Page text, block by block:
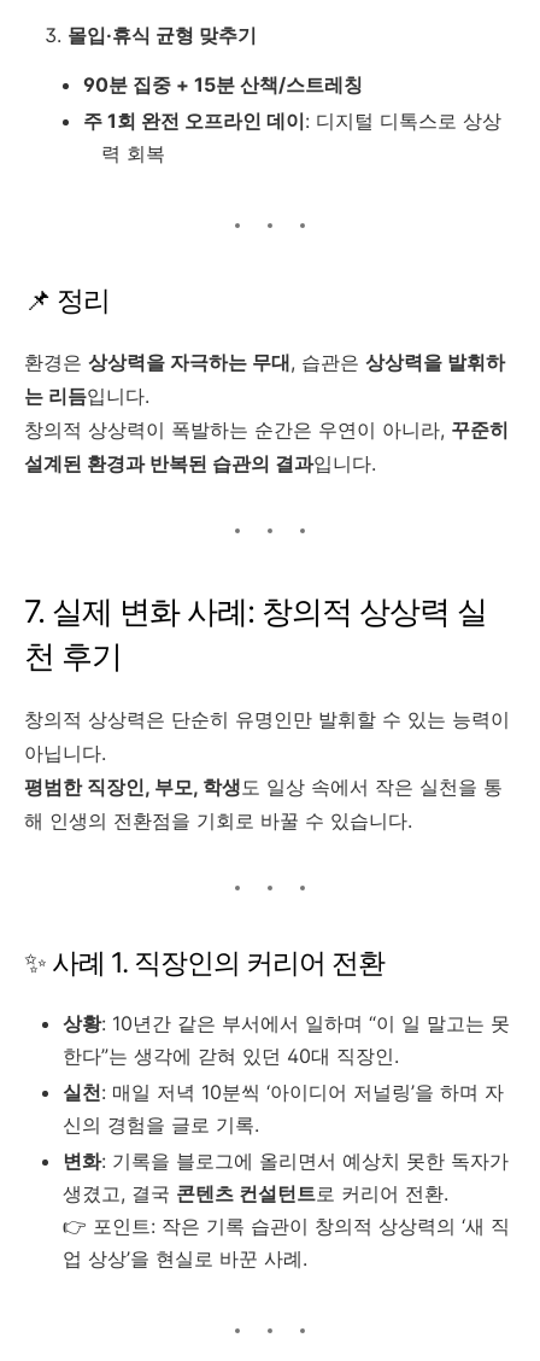
몰입·휴식 균형 맞추기
90분 집중 + 15분 산책/스트레칭
주 1회 완전 오프라인 데이: 디지털 디톡스로 상상
력 회복
📌 정리
환경은 상상력을 자극하는 무대, 습관은 상상력을 발휘하
는 리듬입니다.
창의적 상상력이 폭발하는 순간은 우연이 아니라, 꾸준히
설계된 환경과 반복된 습관의 결과입니다.
7. 실제 변화 사례: 창의적 상상력 실
천 후기
창의적 상상력은 단순히 유명인만 발휘할 수 있는 능력이
아닙니다.
평범한 직장인, 부모, 학생도 일상 속에서 작은 실천을 통
해 인생의 전환점을 기회로 바꿀 수 있습니다.
✨ 사례 1. 직장인의 커리어 전환
상황: 10년간 같은 부서에서 일하며 “이 일 말고는 못
한다”는 생각에 갇혀 있던 40대 직장인.
실천: 매일 저녁 10분씩 ‘아이디어 저널링’을 하며 자
신의 경험을 글로 기록.
변화: 기록을 블로그에 올리면서 예상치 못한 독자가
생겼고, 결국 콘텐츠 컨설턴트로 커리어 전환.
👉 포인트: 작은 기록 습관이 창의적 상상력의 ‘새 직
업 상상’을 현실로 바꾼 사례.